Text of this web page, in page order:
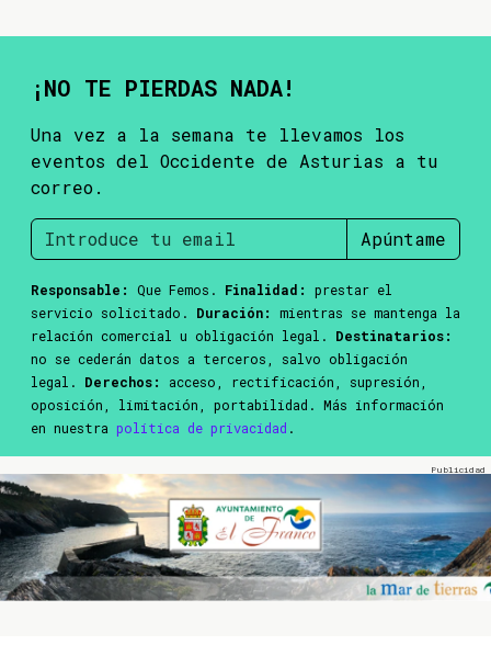
¡NO TE PIERDAS NADA!
Una vez a la semana te llevamos los
eventos del Occidente de Asturias a tu
correo.
Apúntame
Responsable: Que Femos. Finalidad:
prestar el
servicio solicitado. Duración:
mientras se mantenga la
relación comercial u obligación legal. Destinatarios:
no se cederán datos a terceros, salvo obligación
legal. Derechos:
acceso, rectificación, supresión,
oposición, limitación, portabilidad. Más información
en nuestra política de privacidad .